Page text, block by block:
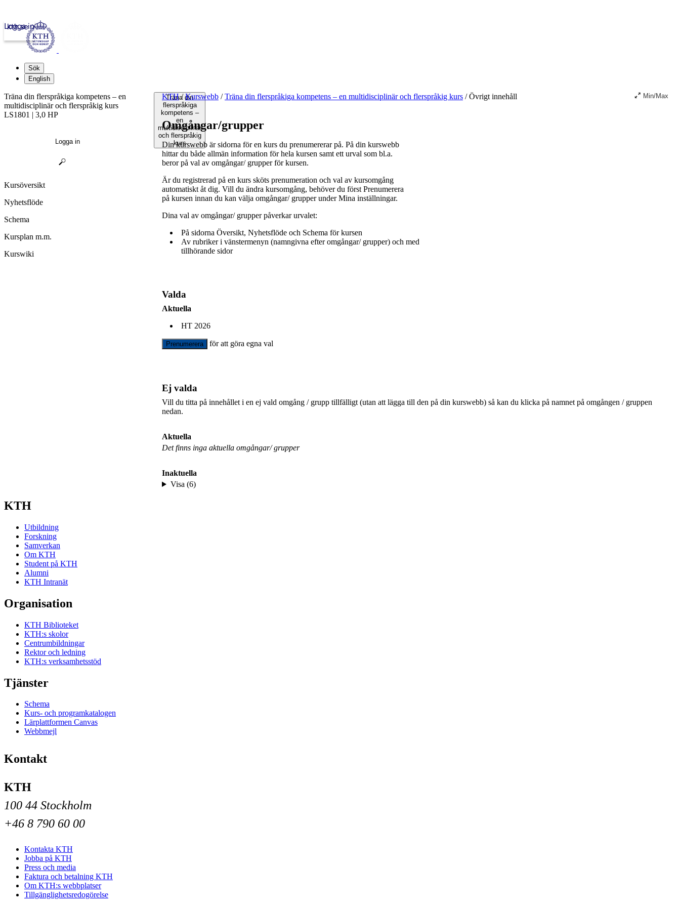
kth.se
Logga in
Sök
English
Träna din
flerspråkiga
kompetens –
en
multidisciplinär
och flerspråkig
kurs
KTH / Kurswebb / Träna din flerspråkiga kompetens – en multidisciplinär och flerspråkig kurs /Övrigt innehåll Min/Max
Omgångar/grupper
Din kurswebb är sidorna för en kurs du prenumererar på. På din kurswebb
hittar du både allmän information för hela kursen samt ett urval som bl.a.
beror på val av omgångar/ grupper för kursen.
Är du registrerad på en kurs sköts prenumeration och val av kursomgång
automatiskt åt dig. Vill du ändra kursomgång, behöver du först Prenumerera
på kursen innan du kan välja omgångar/ grupper under Mina inställningar.
Dina val av omgångar/ grupper påverkar urvalet:
På sidorna Översikt, Nyhetsflöde och Schema för kursen
Av rubriker i vänstermenyn (namngivna efter omgångar/ grupper) och med
tillhörande sidor
Valda
Aktuella
HT 2026
Prenumerera för att göra egna val
Ej valda
Vill du titta på innehållet i en ej vald omgång / grupp tillfälligt (utan att lägga till den på din kurswebb) så kan du klicka på namnet på omgången / gruppen
nedan.
Aktuella
Det finns inga aktuella omgångar/ grupper
Inaktuella
Visa (6)
Träna din flerspråkiga kompetens – en
multidisciplinär och flerspråkig kurs
LS1801 | 3,0 HP
Logga in
Kursöversikt
Nyhetsflöde
Schema
Kursplan m.m.
Kurswiki
KTH
Utbildning
Forskning
Samverkan
Om KTH
Student på KTH
Alumni
KTH Intranät
Organisation
KTH Biblioteket
KTH:s skolor
Centrumbildningar
Rektor och ledning
KTH:s verksamhetsstöd
Tjänster
Schema
Kurs- och programkatalogen
Lärplattformen Canvas
Webbmejl
Kontakt
KTH
100 44 Stockholm
+46 8 790 60 00
Kontakta KTH
Jobba på KTH
Press och media
Faktura och betalning KTH
Om KTH:s webbplatser
Tillgänglighetsredogörelse